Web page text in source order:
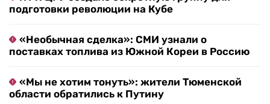
подготовки революции на Кубе
«Необычная сделка»: СМИ узнали о
поставках топлива из Южной Кореи в Россию
«Мы не хотим тонуть»: жители Тюменской
области обратились к Путину